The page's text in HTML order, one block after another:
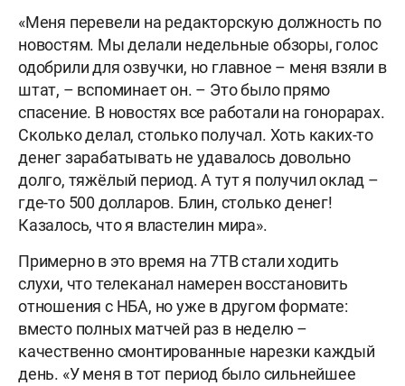
«Меня перевели на редакторскую должность по
новостям. Мы делали недельные обзоры, голос
одобрили для озвучки, но главное – меня взяли в
штат, – вспоминает он. – Это было прямо
спасение. В новостях все работали на гонорарах.
Сколько делал, столько получал. Хоть каких-то
денег зарабатывать не удавалось довольно
долго, тяжёлый период. А тут я получил оклад –
где-то 500 долларов. Блин, столько денег!
Казалось, что я властелин мира».
Примерно в это время на 7ТВ стали ходить
слухи, что телеканал намерен восстановить
отношения с НБА, но уже в другом формате:
вместо полных матчей раз в неделю –
качественно смонтированные нарезки каждый
день. «У меня в тот период было сильнейшее